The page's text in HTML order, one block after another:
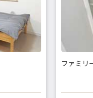
ファミリ